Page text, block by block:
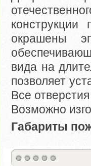
окрашены
вида на
позволяет
Все
Возможно
Габариты